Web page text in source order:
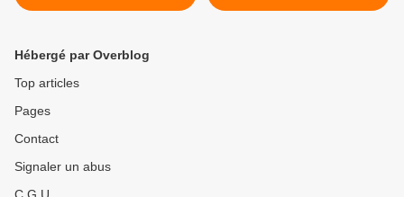
Hébergé par Overblog
Top articles
Pages
Contact
Signaler un abus